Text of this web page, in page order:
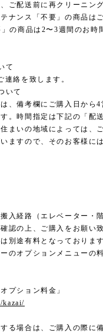
ご配送前に再クリーニン
ナンス「不要」の商品は
の商品は2〜3週間のお時
て
絡を致します。
いて
、備考欄にご購入日から4
。時間指定は下記の「配
まいの地域によっては、
ますので、そのお客様に
入経路（エレベーター・
認の上、ご購入をお願い
別途有料となっておりま
のオプションメニューの
プション料金」
kazai/
る場合は、ご購入の際に